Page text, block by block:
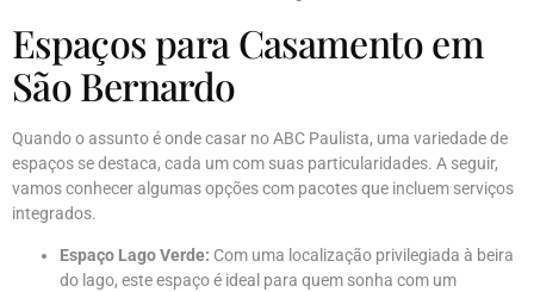
Espaços para Casamento em
São Bernardo
Quando o assunto é onde casar no ABC Paulista, uma variedade de
espaços se destaca, cada um com suas particularidades. A seguir,
vamos conhecer algumas opções com pacotes que incluem serviços
integrados.
Espaço Lago Verde: Com uma localização privilegiada à beira
do lago, este espaço é ideal para quem sonha com um